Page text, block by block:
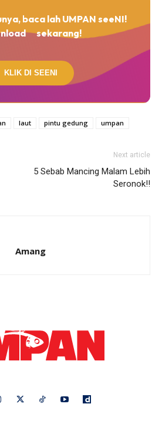
baca lah UMPAN seeNI!
sekarang!
KLIK DI SEENI
laut pintu gedung umpan
Next article
5 Sebab Mancing Malam Lebih
Seronok!!
Amang